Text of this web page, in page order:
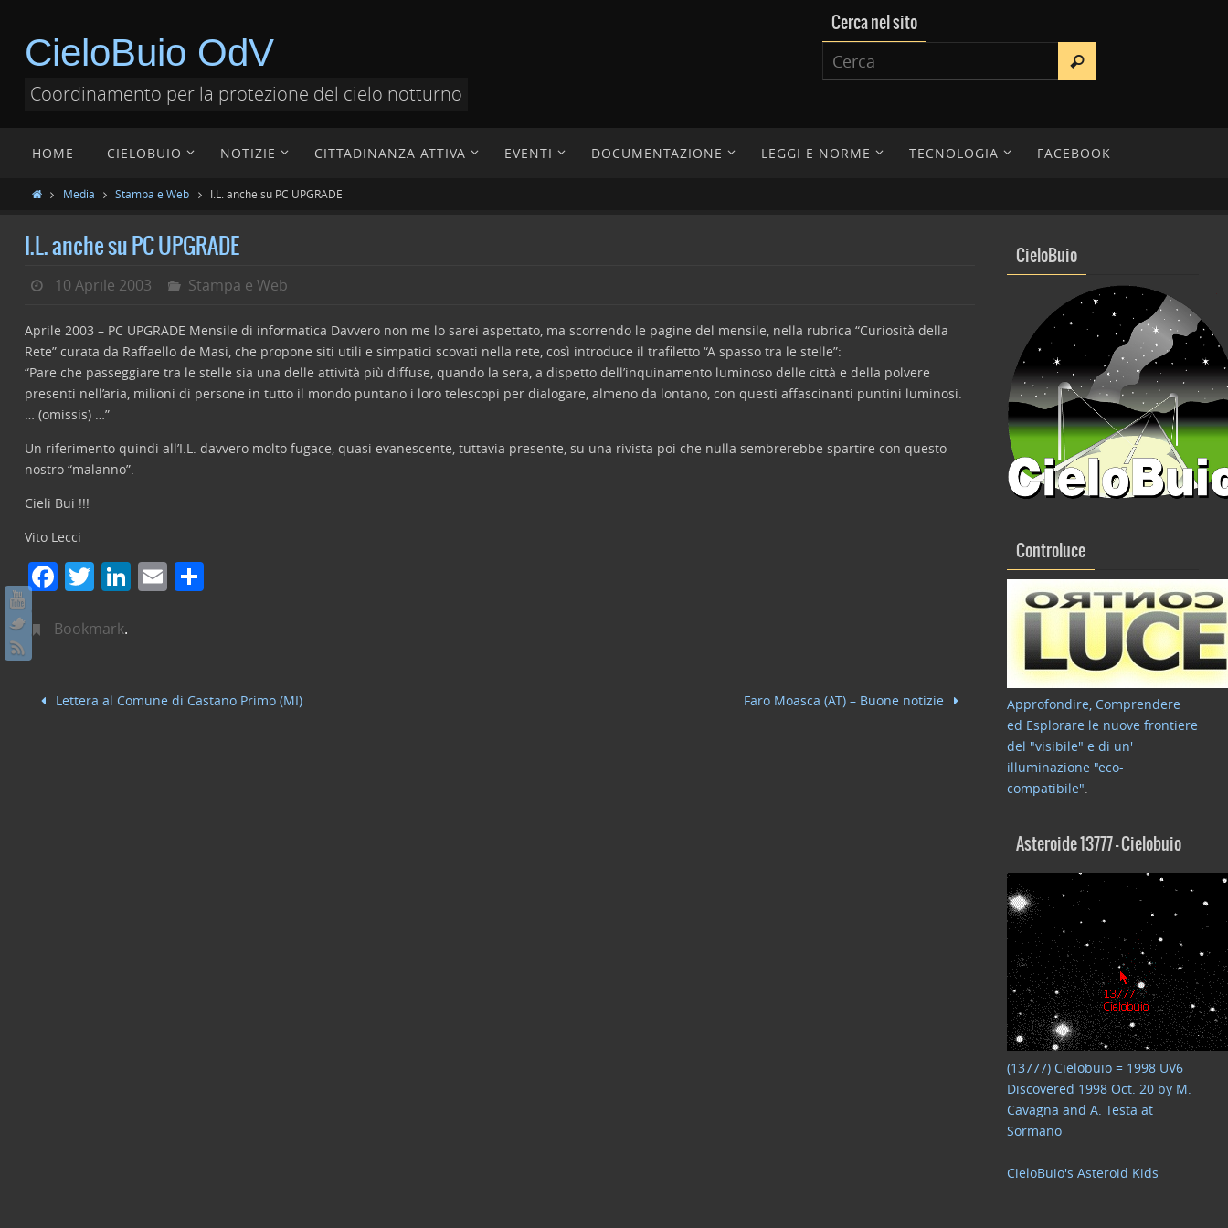
CieloBuio OdV
Coordinamento per la protezione del cielo notturno
Cerca nel sito
HOME CIELOBUIO NOTIZIE CITTADINANZA ATTIVA EVENTI DOCUMENTAZIONE LEGGI E NORME TECNOLOGIA FACEBOOK
Media Stampa e Web I.L. anche su PC UPGRADE
I.L. anche su PC UPGRADE
10 Aprile 2003 Stampa e Web
Aprile 2003 – PC UPGRADE Mensile di informatica Davvero non me lo sarei aspettato, ma scorrendo le pagine del mensile, nella rubrica “Curiosità della
Rete” curata da Raffaello de Masi, che propone siti utili e simpatici scovati nella rete, così introduce il trafiletto “A spasso tra le stelle”:
“Pare che passeggiare tra le stelle sia una delle attività più diffuse, quando la sera, a dispetto dell’inquinamento luminoso delle città e della polvere
presenti nell’aria, milioni di persone in tutto il mondo puntano i loro telescopi per dialogare, almeno da lontano, con questi affascinanti puntini luminosi.
… (omissis) …”
Un riferimento quindi all’I.L. davvero molto fugace, quasi evanescente, tuttavia presente, su una rivista poi che nulla sembrerebbe spartire con questo
nostro “malanno”.
Cieli Bui !!!
Vito Lecci
F
c
b
T
itt
Li
dI
E
vi
Bookmark.
Lettera al Comune di Castano Primo (MI) Faro Moasca (AT) – Buone notizie
CieloBuio
Controluce
Approfondire, Comprendere
ed Esplorare le nuove frontiere
del "visibile" e di un'
illuminazione "eco-
compatibile".
Asteroide 13777 – Cielobuio
(13777) Cielobuio = 1998 UV6
Discovered 1998 Oct. 20 by M.
Cavagna and A. Testa at
Sormano
CieloBuio's Asteroid Kids